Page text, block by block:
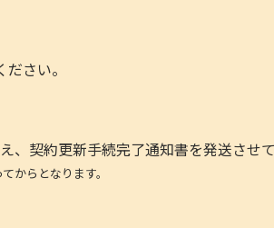
さい。
契約更新手続完了通知書を発送させて
からとなります。